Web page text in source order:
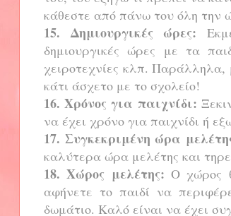
κάθεστε από πάνω του όλη την
15. Δημιουργικές ώρες:
δημιουργικές ώρες με τα
χειροτεχνίες κλπ. Παράλληλα,
κάτι άσχετο με το σχολείο!
16. Χρόνος για παιχνίδι:
να έχει χρόνο για παιχνίδι ή
17. Συγκεκριμένη ώρα
καλύτερα ώρα μελέτης και
18. Χώρος μελέτης: Ο χώρος
αφήνετε το παιδί να
δωμάτιο. Καλό είναι να έχει